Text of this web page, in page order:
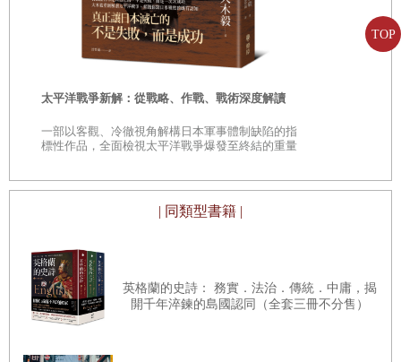
TOP
第六單元 法律與社會行動的可能
女性主義法社會學：理論、運動與法制的革新／林志潔
家庭法律社會學的在地圖像：一個讀書人的生活實踐／施
慧玲
定化和機構化，這些意義就會成為話語系統的一部分，限制
並約束人們未來生活與文化的意義創造。法律實踐因此是一
種生活與文化的實踐，是參與者在社會關係中，體現人際互
動和規範思維，並且創造文化意義的過程。
法律作為一種文化實踐，在日常生活中隨處可見，反映出某
種共識或秩序。舉例而言，台灣許多住宅門口常見民眾以花
盆或三角錐占據非其所有地，作為自家的停車位，那麼，其
他人會怎麼看待或詮釋這種情況？法律與其有何關聯
盆主人平常敦親睦鄰，那麼鄰居比較會體諒他停車的需求
也許占地行為源於四十年前鄰里集體違建時的推擠結果，現
在若打破行之有年的默契，會被當成找碴與不合群
太平洋戰爭新解：從戰略、作戰、戰術深度解讀
一部以客觀、冷徹視角解構日本軍事體制缺陷的指
標性作品，全面檢視太平洋戰爭爆發至終結的重量
——日本民
「鄉土」
| 同類型書籍 |
英格蘭的史詩： 務實．法治．傳統．中庸，揭
開千年淬鍊的島國認同（全套三冊不分售）